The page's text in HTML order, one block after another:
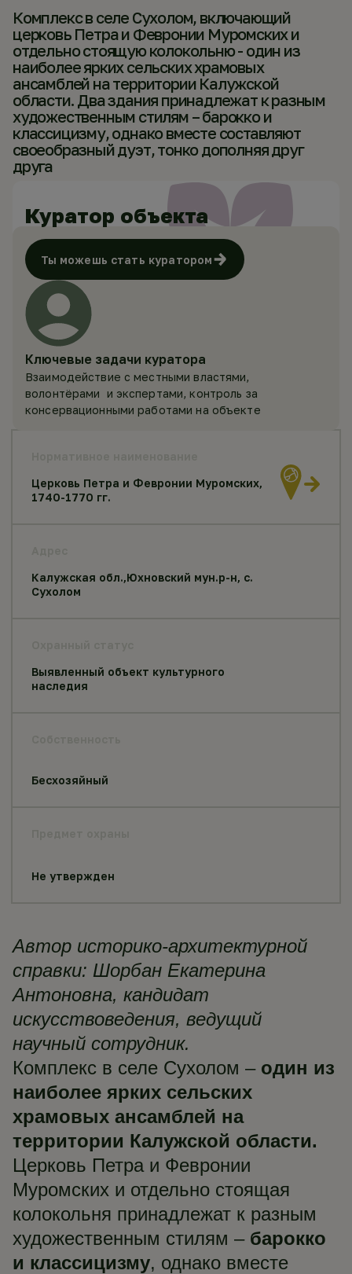
Комплекс в селе Сухолом, включающий
церковь Петра и Февронии Муромских и
отдельно стоящую колокольню - один из
наиболее ярких сельских храмовых
ансамблей на территории Калужской
области. Два здания принадлежат к разным
художественным стилям – барокко и
классицизму, однако вместе составляют
своеобразный дуэт, тонко дополняя друг
друга
Церковь Петра и Февронии Муромских,
1740-1770 гг.
Калужская обл.,Юхновский мун.р-н, с.
Сухолом
Выявленный объект культурного
наследия
Бесхозяйный
Не утвержден
Куратор объекта
Ты можешь стать куратором
Ключевые задачи куратора
Взаимодействие с местными властями,
волонтёрами и экспертами, контроль за
консервационными работами на объекте
Автор историко-архитектурной
справки: Шорбан Екатерина
Антоновна, кандидат
искусствоведения, ведущий
научный сотрудник.
Комплекс в селе Сухолом – один из
наиболее ярких сельских
храмовых ансамблей на
территории Калужской области.
Церковь Петра и Февронии
Муромских и отдельно стоящая
колокольня принадлежат к разным
художественным стилям – барокко
и классицизму, однако вместе